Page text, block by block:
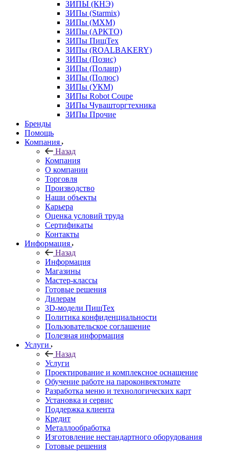
ЗИПЫ (КНЭ)
ЗИПы (Starmix)
ЗИПы (МХМ)
ЗИПы (АРКТО)
ЗИПы ПищТех
ЗИПы (ROALBAKERY)
ЗИПы (Позис)
ЗИПы (Полаир)
ЗИПы (Полюс)
ЗИПы (УКМ)
ЗИПы Robot Coupe
ЗИПы Чувашторгтехника
ЗИПы Прочие
Бренды
Помощь
Компания
Назад
Компания
О компании
Торговля
Производство
Наши объекты
Карьера
Оценка условий труда
Сертификаты
Контакты
Информация
Назад
Информация
Магазины
Мастер-классы
Готовые решения
Дилерам
3D-модели ПищТех
Политика конфиденциальности
Пользовательское соглашение
Полезная информация
Услуги
Назад
Услуги
Проектирование и комплексное оснащение
Обучение работе на пароконвектомате
Разработка меню и технологических карт
Установка и сервис
Поддержка клиента
Кредит
Металлообработка
Изготовление нестандартного оборудования
Готовые решения